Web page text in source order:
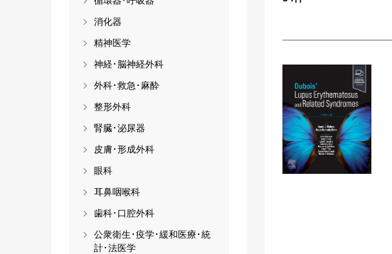
消化器
精神医学
神経･脳神経外科
外科･救急･麻酔
整形外科
腎臓･泌尿器
皮膚･形成外科
眼科
耳鼻咽喉科
歯科･口腔外科
公衆衛生･疫学･緩和医療･統
計･法医学